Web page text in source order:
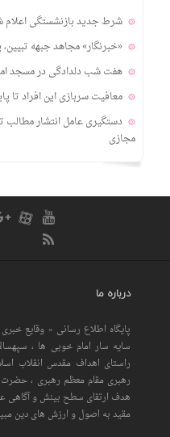
شرط جدید بازنشستگی اعلام
«خبرنگار» مجاهد جبهه
هفت شب دلدادگی در مسجد
معافیت سربازی این افراد تا پایان ۱۴۰۷
دستگیری عامل انتشار مطالب
مجازی
درباره ما
پایگاه اطلاع رسانی « وقایع
سایه سار امام خوبی ها ،
راستای اهداف مقدس انقلاب
رهبری مقام معظم رهبری ، حضرت
هدف ارتقای سطح بینش و آگاهی
مقید به اصول و ارزش های دین